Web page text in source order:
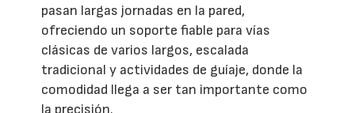
pasan largas jornadas en la pared,
ofreciendo un soporte fiable para vías
clásicas de varios largos, escalada
tradicional y actividades de guíaje, donde la
comodidad llega a ser tan importante como
la precisión.